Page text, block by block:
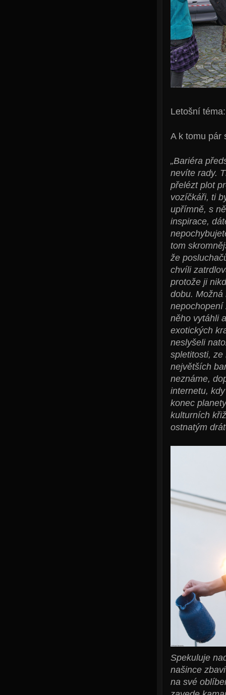
Letošní
A k tomu pár
„Bariéra
nevíte rady.
přelézt plot
vozíčkáři, ti
upřímně, s
inspirace,
tom
že
chvíli
protože ji
dobu. Možná
nepochopení
něho vytáhli
exotických
neslyšeli
spletitosti, ze
největších
neznáme,
internetu,
konec
kulturních
ostnatým
Spekuluje
našince
na své